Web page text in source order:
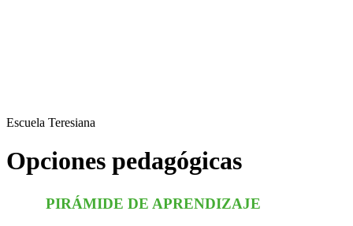
Escuela Teresiana
Opciones pedagógicas
PIRÁMIDE DE APRENDIZAJE